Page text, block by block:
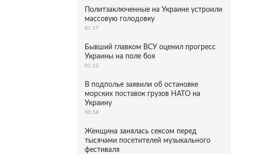
Политзаключенные на Украине устроили
массовую голодовку
01:17
Бывший главком ВСУ оценил прогресс
Украины на поле боя
01:12
В подполье заявили об остановке
морских поставок грузов НАТО на
Украину
00:58
Женщина занялась сексом перед
тысячами посетителей музыкального
фестиваля